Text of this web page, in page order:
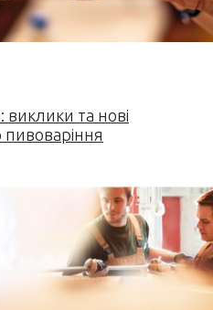
та нові
пивоваріння